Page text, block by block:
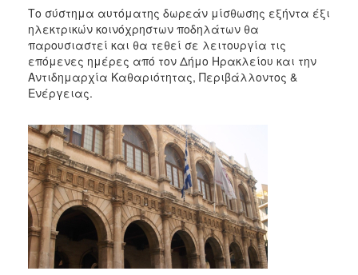
2020
2019
2018
2017
2016
2015
2013
2012
2011
Το σύστημα αυτόματης δωρεάν μίσθωσης εξήντα έξι
ηλεκτρικών κοινόχρηστων ποδηλάτων θα
παρουσιαστεί και θα τεθεί σε λειτουργία τις
επόμενες ημέρες από τον Δήμο Ηρακλείου και την
Αντιδημαρχία Καθαριότητας, Περιβάλλοντος &
Ενέργειας.